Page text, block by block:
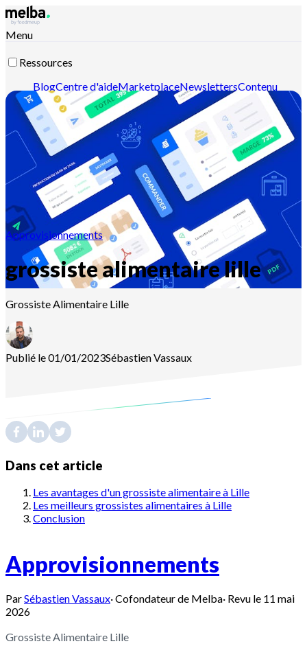
Menu
Ressources
BlogCentre d'aideMarketplaceNewslettersContenu
intelligentDocumentation APIDocumentation MCP
Contactez-nousDécouvrir melba
Approvisionnements
grossiste alimentaire lille
Grossiste Alimentaire Lille
Publié le 01/01/2023SébastienVassaux
Dans cet article
Les avantages d'un grossiste alimentaire à Lille
Les meilleurs grossistes alimentaires à Lille
Conclusion
Approvisionnements
ParSébastien Vassaux·Cofondateur de Melba· Revu le 11 mai
2026
Grossiste Alimentaire Lille